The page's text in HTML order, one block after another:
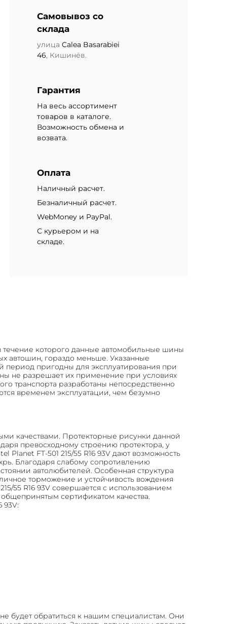
Самовывоз со
склада
улица Calea Basarabiei
46, Кишинёв.
Гарантия
На весь ассортимент
товаров в каталоге.
Возможность обмена и
возвата.
Оплата
Наличный расчет.
Безналичный расчет.
WebMoney и PayPal.
С курьером и на
складе.
течение которого данные автомобильные шины
автошин, гораздо меньше. Указанные
период пригодны для эксплуатирования при
не разрешает их применение при условиях
транспорта разработаны непосредственно
временем эксплуатации, чем безумно
качествами. Протекторные рисунки данной
превосходному строению протектора, у
FT-501 215/55 R16 93V дают возможность
Благодаря слабому сопротивлению
автолюбителей. Особенная структура
торможение и устойчивость вождения
55 R16 93V совершается с использованием
сертификатом качества.
93V:
будет обратиться к нашим специалистам. Они